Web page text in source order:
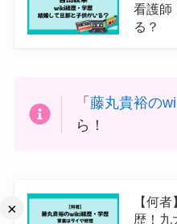
×
看護師
る？
「藤丸貴裕の
ら！
【何
歴！九